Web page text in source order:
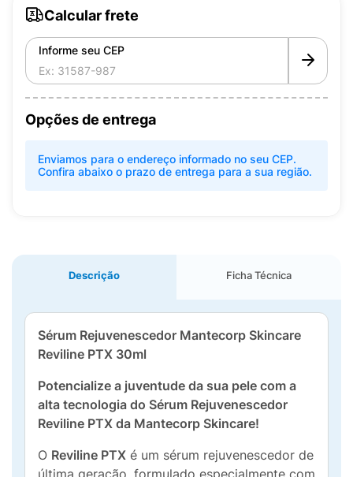
Calcular frete
Informe seu CEP
Opções de entrega
Enviamos para o endereço informado no seu CEP.
Confira abaixo o prazo de entrega para a sua região.
Descrição Ficha Técnica
Sérum Rejuvenescedor Mantecorp Skincare
Reviline PTX 30ml
Potencialize a juventude da sua pele com a
alta tecnologia do Sérum Rejuvenescedor
Reviline PTX da Mantecorp Skincare!
O Reviline PTX é um sérum rejuvenescedor de
última geração, formulado especialmente com